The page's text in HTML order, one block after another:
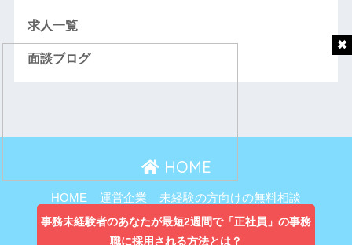
求人一覧
面談ブログ
HOME
HOME 運営企業
未経験の方向けの無料相談
主婦向け無料相談
事務未経験者のあなたが最短2週間で「正社員」の事務
職に採用される方法とは？